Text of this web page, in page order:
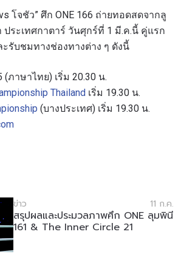
โจชัว” ศึก ONE 166 ถ่ายทอดสดจากลู
ประเทศกาตาร์ วันศุกร์ที่ 1 มี.ค.นี้ คู่แรก
ะรับชมทางช่องทางต่าง ๆ ดังนี้
(ภาษาไทย) เริ่ม 20.30 น.
Thailand เริ่ม 19.30 น.
(บางประเทศ) เริ่ม 19.30 น.
ข่าว 11 ก.ค.
สรุปผลและประมวลภาพศึก ONE ลุมพินี
161 & The Inner Circle 21